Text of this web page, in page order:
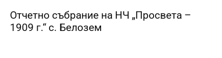
Отчетно събрание на НЧ „Просвета –
1909 г.“ с. Белозем